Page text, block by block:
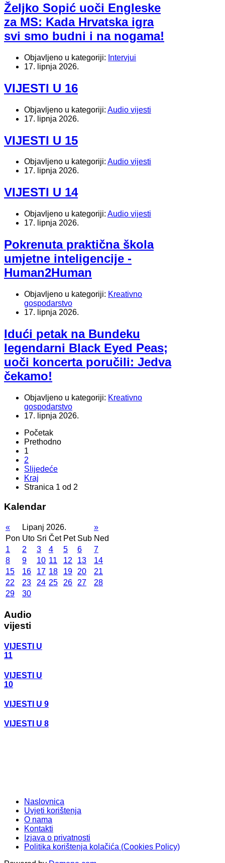
Željko Sopić uoči Engleske
za MS: Kada Hrvatska igra
svi smo budni i na nogama!
Objavljeno u kategoriji: Intervjui
17. lipnja 2026.
VIJESTI U 16
Objavljeno u kategoriji: Audio vijesti
17. lipnja 2026.
VIJESTI U 15
Objavljeno u kategoriji: Audio vijesti
17. lipnja 2026.
VIJESTI U 14
Objavljeno u kategoriji: Audio vijesti
17. lipnja 2026.
Pokrenuta praktična škola
umjetne inteligencije -
Human2Human
Objavljeno u kategoriji: Kreativno
gospodarstvo
17. lipnja 2026.
Idući petak na Bundeku
legendarni Black Eyed Peas;
uoči koncerta poručili: Jedva
čekamo!
Objavljeno u kategoriji: Kreativno
gospodarstvo
17. lipnja 2026.
Početak
Prethodno
1
2
Slijedeće
Kraj
Stranica 1 od 2
Kalendar
« Lipanj 2026.
»
Pon Uto Sri Čet Pet Sub Ned
1
2 3 4 5 6
7
8
9 10 11 12 13
14
15
16 17 18 19 20
21
22
23 24 25 26 27
28
29
30
Audio
vijesti
VIJESTI U
11
VIJESTI U
10
VIJESTI U 9
VIJESTI U 8
Naslovnica
Uvjeti korištenja
O nama
Kontakti
Izjava o privatnosti
Politika korištenja kolačića (Cookies Policy)